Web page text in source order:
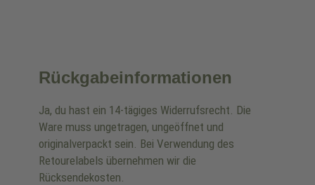
Rückgabeinformationen
Ja, du hast ein 14-tägiges Widerrufsrecht. Die
Ware muss ungetragen, ungeöffnet und
originalverpackt sein. Bei Verwendung des
Retourelabels übernehmen wir die
Rücksendekosten.